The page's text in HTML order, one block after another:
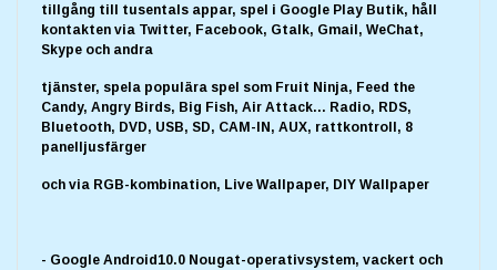
tillgång till tusentals appar, spel i Google Play Butik, håll
kontakten via Twitter, Facebook, Gtalk, Gmail, WeChat,
Skype och andra
tjänster, spela populära spel som Fruit Ninja, Feed the
Candy, Angry Birds, Big Fish, Air Attack... Radio, RDS,
Bluetooth, DVD, USB, SD, CAM-IN, AUX, rattkontroll, 8
panelljusfärger
och via RGB-kombination, Live Wallpaper, DIY Wallpaper
- Google Android10.0 Nougat-operativsystem, vackert och